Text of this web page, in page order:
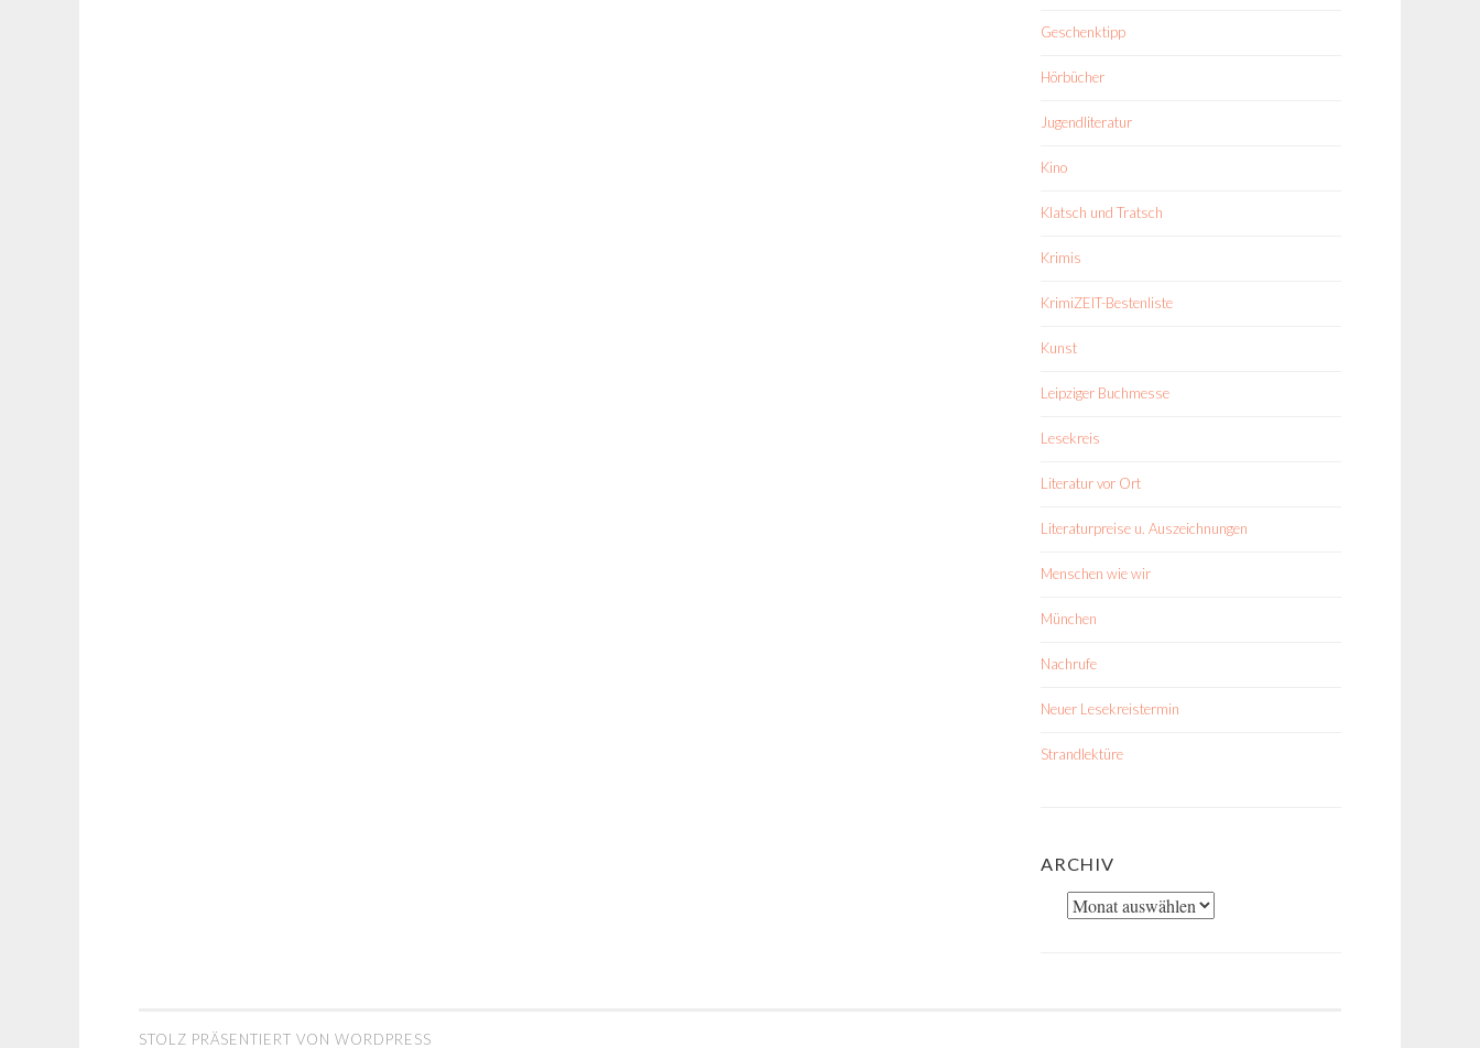
Geschenktipp
Hörbücher
Jugendliteratur
Kino
Klatsch und Tratsch
Krimis
KrimiZEIT-Bestenliste
Kunst
Leipziger Buchmesse
Lesekreis
Literatur vor Ort
Literaturpreise u. Auszeichnungen
Menschen wie wir
München
Nachrufe
Neuer Lesekreistermin
Strandlektüre
ARCHIV
Archiv
STOLZ PRÄSENTIERT VON WORDPRESS